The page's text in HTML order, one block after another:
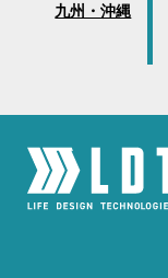
九州・沖縄